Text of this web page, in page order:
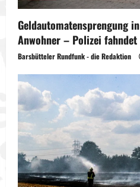
Geldautomatensprengung
Anwohner – Polizei
Barsbütteler Rundfunk - die Redaktion